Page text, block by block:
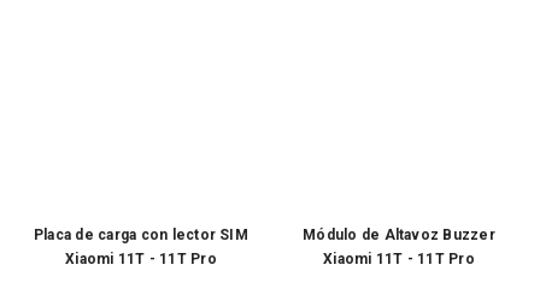
Placa de carga con lector SIM
Xiaomi 11T - 11T Pro
Módulo de Altavoz Buzzer
Xiaomi 11T - 11T Pro